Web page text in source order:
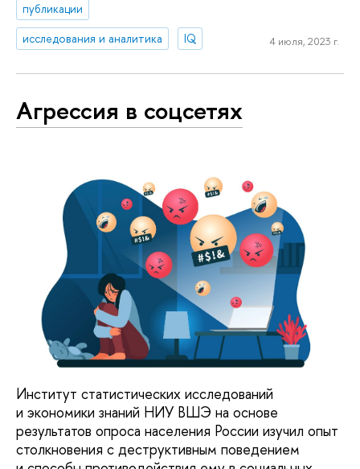
публикации
исследования и аналитика
IQ 4 июля, 2023 г.
Агрессия в соцсетях
Институт статистических исследований
и экономики знаний НИУ ВШЭ на основе
результатов опроса населения России изучил опыт
столкновения с деструктивным поведением